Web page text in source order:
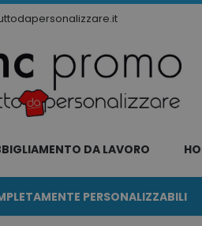
DA LAVORO
PERSONALIZZABILI